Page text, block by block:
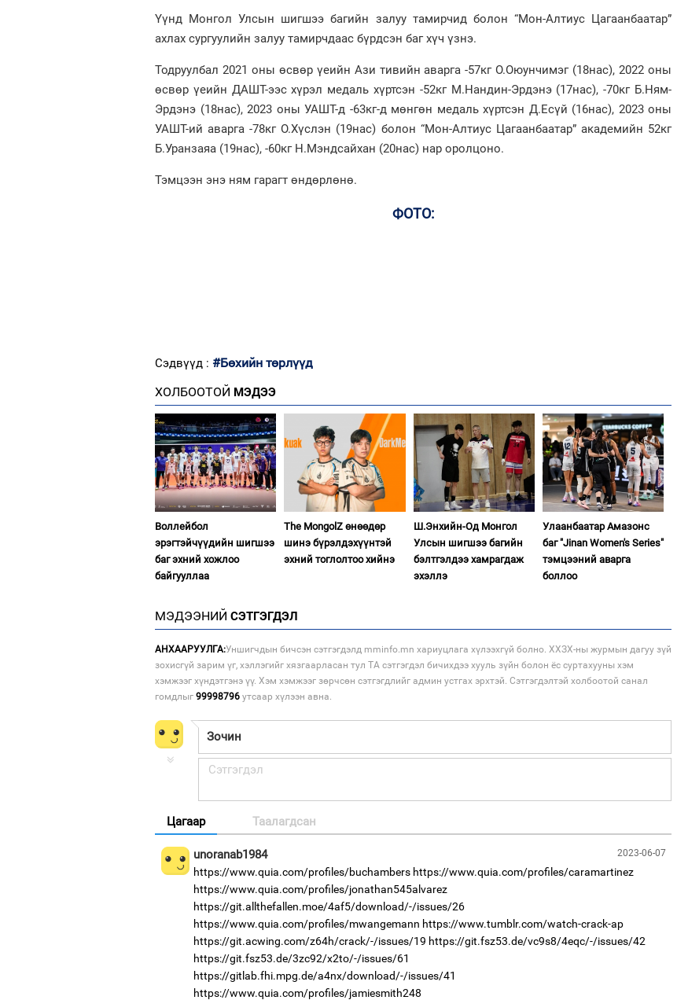
Үүнд Монгол Улсын шигшээ багийн залуу тамирчид болон “Мон-Алтиус Цагаанбаатар”
ахлах сургуулийн залуу тамирчдаас бүрдсэн баг хүч үзнэ.
Тодруулбал 2021 оны өсвөр үеийн Ази тивийн аварга -57кг О.Оюунчимэг (18нас), 2022 оны
өсвөр үеийн ДАШТ-ээс хүрэл медаль хүртсэн -52кг М.Нандин-Эрдэнэ (17нас), -70кг Б.Ням-
Эрдэнэ (18нас), 2023 оны УАШТ-д -63кг-д мөнгөн медаль хүртсэн Д.Есүй (16нас), 2023 оны
УАШТ-ий аварга -78кг О.Хүслэн (19нас) болон “Мон-Алтиус Цагаанбаатар” академийн 52кг
Б.Уранзаяа (19нас), -60кг Н.Мэндсайхан (20нас) нар оролцоно.
Тэмцээн энэ ням гарагт өндөрлөнө.
ФОТО:
Сэдвүүд : #Бөхийн төрлүүд
ХОЛБООТОЙ МЭДЭЭ
Воллейбол
эрэгтэйчүүдийн шигшээ
баг эхний хожлоо
байгууллаа
The MongolZ өнөөдөр
шинэ бүрэлдэхүүнтэй
эхний тоглолтоо хийнэ
Ш.Энхийн-Од Монгол
Улсын шигшээ багийн
бэлтгэлдээ хамрагдаж
эхэллэ
Улаанбаатар Амазонс
баг "Jinan Women's Series"
тэмцээний аварга
боллоо
МЭДЭЭНИЙ СЭТГЭГДЭЛ
АНХААРУУЛГА:Уншигчдын бичсэн сэтгэгдэлд mminfo.mn хариуцлага хүлээхгүй болно. ХХЗХ-ны журмын дагуу зүй
зохисгүй зарим үг, хэллэгийг хязгаарласан тул ТА сэтгэгдэл бичихдээ хууль зүйн болон ёс суртахууны хэм
хэмжээг хүндэтгэнэ үү. Хэм хэмжээг зөрчсөн сэтгэгдлийг админ устгах эрхтэй. Сэтгэгдэлтэй холбоотой санал
гомдлыг 99998796 утсаар хүлээн авна.
Цагаар Таалагдсан
2023-06-07
unoranab1984
https://www.quia.com/profiles/buchambers https://www.quia.com/profiles/caramartinez
https://www.quia.com/profiles/jonathan545alvarez
https://git.allthefallen.moe/4af5/download/-/issues/26
https://www.quia.com/profiles/mwangemann https://www.tumblr.com/watch-crack-ap
https://git.acwing.com/z64h/crack/-/issues/19 https://git.fsz53.de/vc9s8/4eqc/-/issues/42
https://git.fsz53.de/3zc92/x2to/-/issues/61
https://gitlab.fhi.mpg.de/a4nx/download/-/issues/41
https://www.quia.com/profiles/jamiesmith248